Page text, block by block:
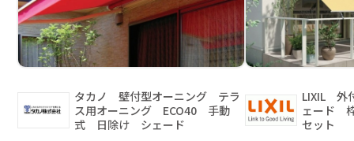
タカノ 壁付型オーニング テラ
ス用オーニング ECO40 手動
式 日除け シェード
LIXIL 外
ェード
セット